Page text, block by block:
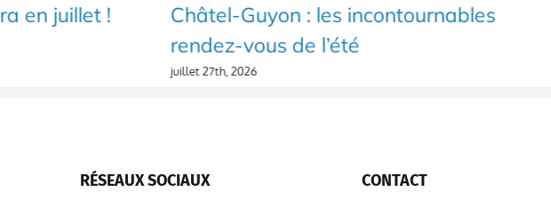
en juillet !
Châtel-Guyon : les incontournables
rendez-vous de l’été
juillet 27th, 2026
RÉSEAUX SOCIAUX CONTACT